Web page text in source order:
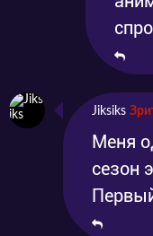
Jiksiks
Меня
сезон